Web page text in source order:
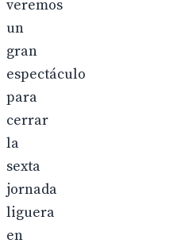
veremos
un
gran
espectáculo
para
cerrar
la
sexta
jornada
liguera
en